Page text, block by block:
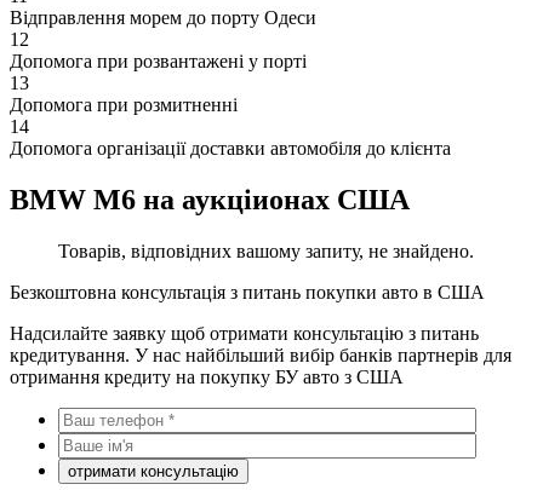
Відправлення морем до порту Одеси
12
Допомога при розвантажені у порті
13
Допомога при розмитненні
14
Допомога організації доставки автомобіля до клієнта
BMW M6 на аукціионах США
Товарів, відповідних вашому запиту, не знайдено.
Безкоштовна консультація з питань покупки авто в США
Надсилайте заявку щоб отримати консультацію з питань
кредитування. У нас найбільший вибір банків партнерів для
отримання кредиту на покупку БУ авто з США